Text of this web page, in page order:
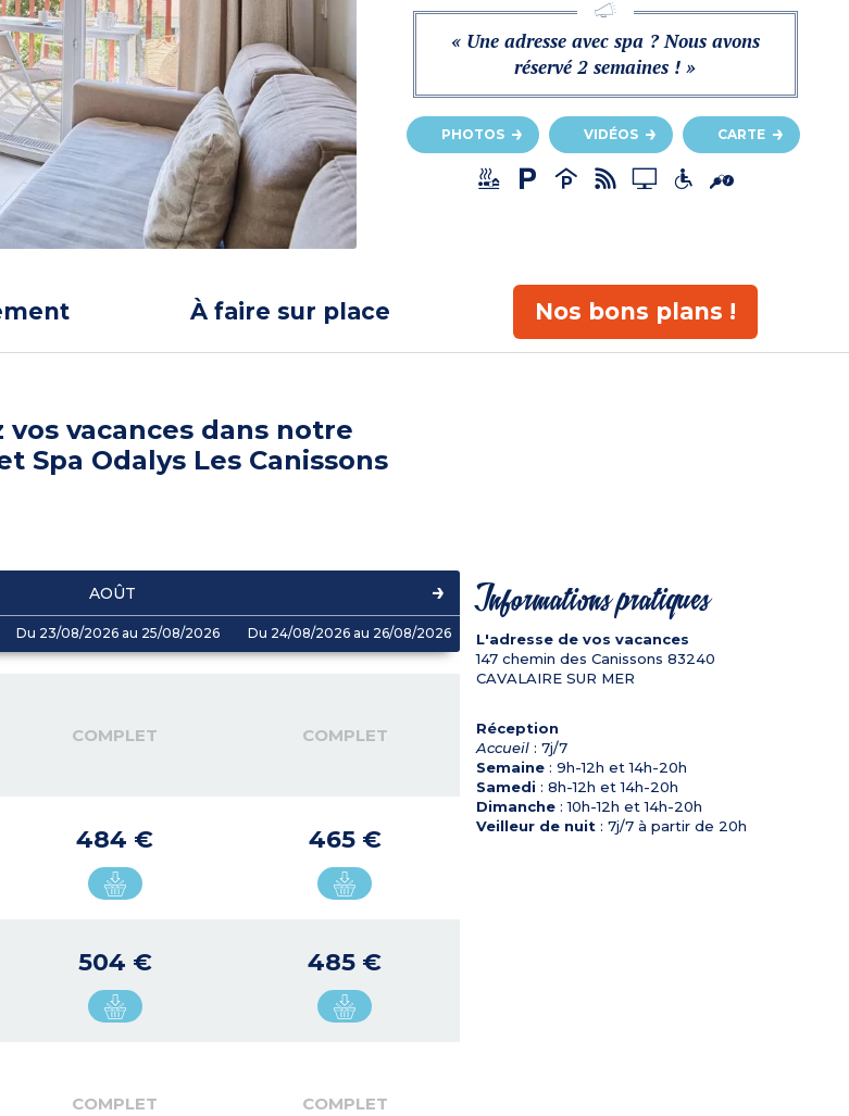
« Une adresse avec spa ? Nous avons
réservé 2 semaines ! »
PHOTOS VIDÉOS CARTE
À faire sur place Nos bons plans !
vos vacances dans notre
Spa Odalys Les Canissons
AOÛT
Du 23/08/2026 au 25/08/2026 Du 24/08/2026 au 26/08/2026
COMPLET COMPLET
484 € 465 €
504 € 485 €
COMPLET COMPLET
Informations pratiques
L'adresse de vos vacances
147 chemin des Canissons 83240
CAVALAIRE SUR MER
Réception
Accueil: 7j/7
Semaine: 9h-12h et 14h-20h
Samedi : 8h-12h et 14h-20h
Dimanche: 10h-12h et 14h-20h
Veilleur de nuit: 7j/7 à partir de 20h